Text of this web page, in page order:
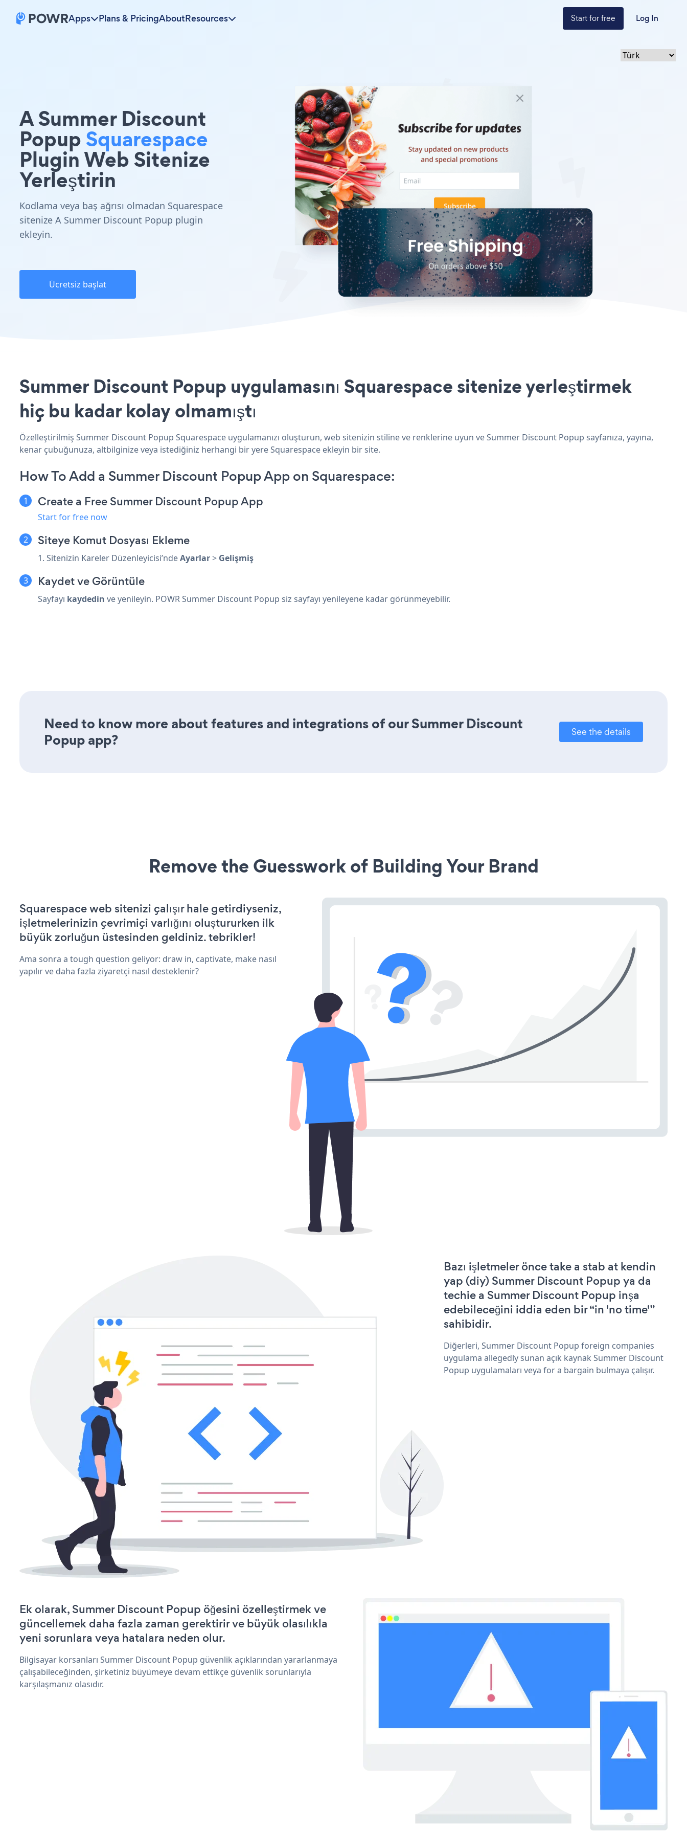
Apps Plans & PricingAboutResources Start for free Log In
A Summer Discount
PopupSquarespace
Plugin Web Sitenize
Yerleştirin
Kodlama veya baş ağrısı olmadan Squarespace
sitenize A Summer Discount Popup plugin
ekleyin.
Ücretsiz başlat
Summer Discount Popup uygulamasını Squarespace sitenize yerleştirmek
hiç bu kadar kolay olmamıştı
Özelleştirilmiş Summer Discount Popup Squarespace uygulamanızı oluşturun, web sitenizin stiline ve renklerine uyun ve Summer Discount Popup sayfanıza, yayına,
kenar çubuğunuza, altbilginize veya istediğiniz herhangi bir yere Squarespace ekleyin bir site.
How To Add a Summer Discount Popup App on Squarespace:
Create a Free Summer Discount Popup App
Start for free now
Siteye Komut Dosyası Ekleme
1. Sitenizin Kareler Düzenleyicisi’ndeAyarlar> Gelişmiş
Kaydet ve Görüntüle
Sayfayı kaydedin ve yenileyin. POWR Summer Discount Popup siz sayfayı yenileyene kadar görünmeyebilir.
Need to know more about features and integrations of our Summer Discount
Popup app?
See the details
Remove the Guesswork of Building Your Brand
Squarespace web sitenizi çalışır hale getirdiyseniz,
işletmelerinizin çevrimiçi varlığını oluştururken ilk
büyük zorluğun üstesinden geldiniz. tebrikler!
Ama sonra a tough question geliyor: draw in, captivate, make nasıl
yapılır ve daha fazla ziyaretçi nasıl desteklenir?
Bazı işletmeler önce take a stab at kendin
yap (diy) Summer Discount Popup ya da
techie a Summer Discount Popup inşa
edebileceğini iddia eden bir “in 'no time'”
sahibidir.
Diğerleri, Summer Discount Popup foreign companies
uygulama allegedly sunan açık kaynak Summer Discount
Popup uygulamaları veya for a bargain bulmaya çalışır.
Ek olarak, Summer Discount Popup öğesini özelleştirmek ve
güncellemek daha fazla zaman gerektirir ve büyük olasılıkla
yeni sorunlara veya hatalara neden olur.
Bilgisayar korsanları Summer Discount Popup güvenlik açıklarından yararlanmaya
çalışabileceğinden, şirketiniz büyümeye devam ettikçe güvenlik sorunlarıyla
karşılaşmanız olasıdır.